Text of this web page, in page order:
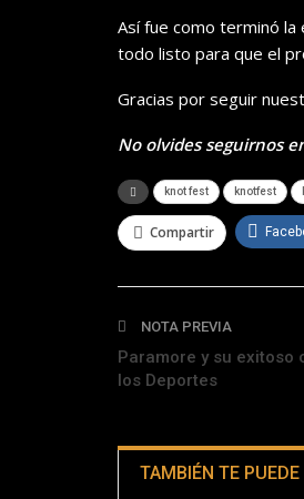
Así fue como terminó
todo listo para que el
Gracias por seguir
No olvides seguirnos
knot fest knotfest
Compartir
NOTA PREVIA
Paramore y su exitoso
los Deportes
TAMBIÉN TE PUEDE